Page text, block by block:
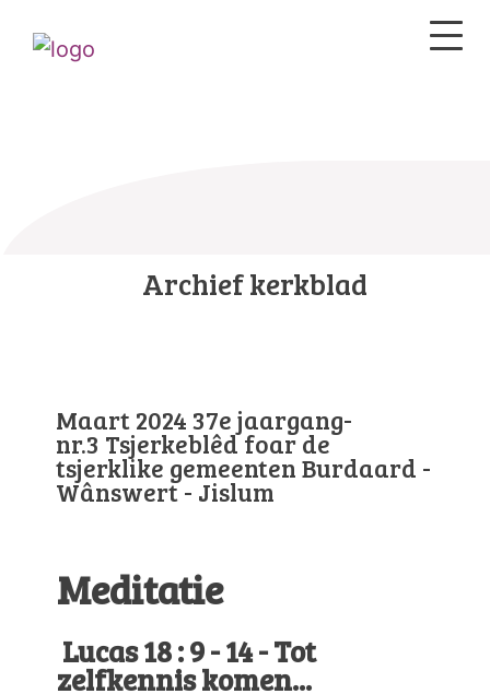
Archief kerkblad
Maart 2024 37e jaargang-
nr.3 Tsjerkeblêd foar de
tsjerklike gemeenten Burdaard -
Wânswert - Jislum
Meditatie
Lucas 18 : 9 - 14 - Tot
zelfkennis komen...